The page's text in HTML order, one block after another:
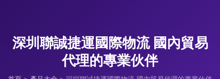
深圳聯誠捷運國際物流 國內貿易
代理的專業伙伴